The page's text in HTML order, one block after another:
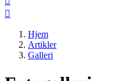

Hjem
Artikler
Galleri